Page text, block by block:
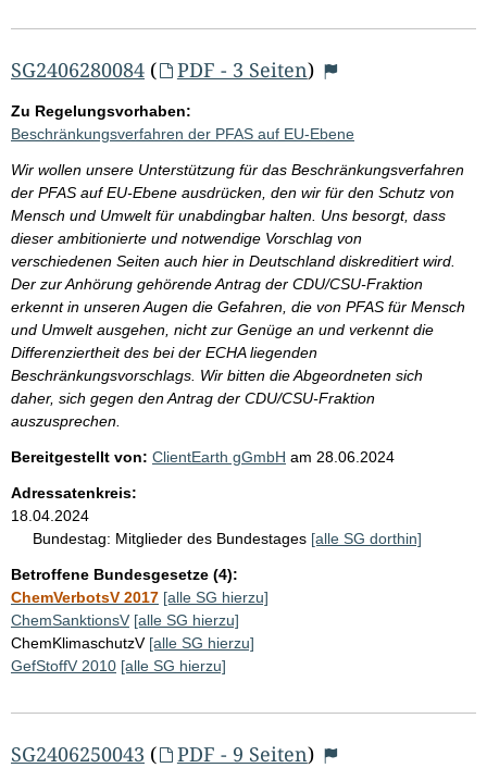
SG2406280084 ( PDF - 3 Seiten)
Zu Regelungsvorhaben:
Beschränkungsverfahren der PFAS auf EU-Ebene
Wir wollen unsere Unterstützung für das Beschränkungsverfahren
der PFAS auf EU-Ebene ausdrücken, den wir für den Schutz von
Mensch und Umwelt für unabdingbar halten. Uns besorgt, dass
dieser ambitionierte und notwendige Vorschlag von
verschiedenen Seiten auch hier in Deutschland diskreditiert wird.
Der zur Anhörung gehörende Antrag der CDU/CSU-Fraktion
erkennt in unseren Augen die Gefahren, die von PFAS für Mensch
und Umwelt ausgehen, nicht zur Genüge an und verkennt die
Differenziertheit des bei der ECHA liegenden
Beschränkungsvorschlags. Wir bitten die Abgeordneten sich
daher, sich gegen den Antrag der CDU/CSU-Fraktion
auszusprechen.
Bereitgestellt von: ClientEarth gGmbH am 28.06.2024
Adressatenkreis:
18.04.2024
Bundestag: Mitglieder des Bundestages [alle SG dorthin]
Betroffene Bundesgesetze (4):
ChemVerbotsV 2017 [alle SG hierzu]
ChemSanktionsV [alle SG hierzu]
ChemKlimaschutzV [alle SG hierzu]
GefStoffV 2010 [alle SG hierzu]
SG2406250043 ( PDF - 9 Seiten)